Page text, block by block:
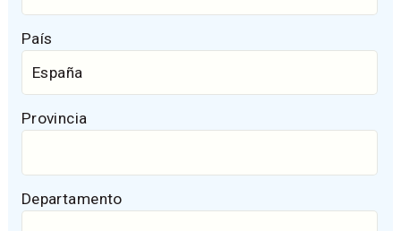
País
Provincia
Departamento